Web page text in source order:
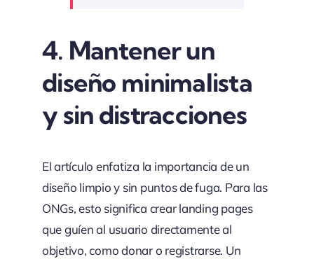
4. Mantener un
diseño minimalista
y sin distracciones
El artículo enfatiza la importancia de un
diseño limpio y sin puntos de fuga. Para las
ONGs, esto significa crear landing pages
que guíen al usuario directamente al
objetivo, como donar o registrarse. Un